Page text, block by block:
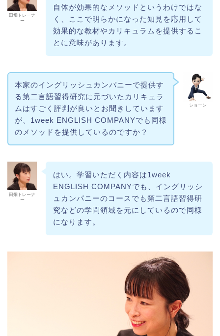
田畑トレーナ
ー
自体が効果的なメソッドというわけではな
く、ここで明らかになった知見を応用して
効果的な教材やカリキュラムを提供するこ
とに意味があります。
ショーン
本家のイングリッシュカンパニーで提供す
る第二言語習得研究に元づいたカリキュラ
ムはすごく評判が良いとお聞きしています
が、1week ENGLISH COMPANYでも同様
のメソッドを提供しているのですか？
田畑トレーナ
ー
はい。学習いただく内容は1week
ENGLISH COMPANYでも、イングリッシ
ュカンパニーのコースでも第二言語習得研
究などの学問領域を元にしているので同様
になります。